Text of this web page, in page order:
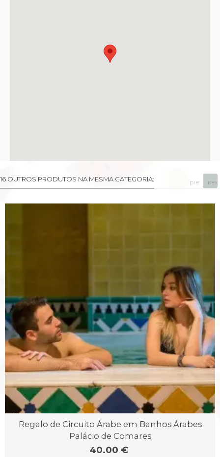
16 OUTROS PRODUTOS NA MESMA CATEGORIA:
Regalo de Circuito Árabe em Banhos Árabes
Palácio de Comares
40.00 €
prev next